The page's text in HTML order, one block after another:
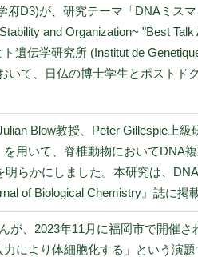
D3)が、研究テーマ「DNAミス
and Organization~ "Best
遺伝学研究所 (Institut de
いて、日仏の博士学生とポストド
Blow教授、Peter Gillespie上
用いて、脊椎動物においてDNA
らかにしました。本研究は、
of Biological Chemistry』誌に掲
、2023年11月に福岡市で開催
により体細胞化する」という演